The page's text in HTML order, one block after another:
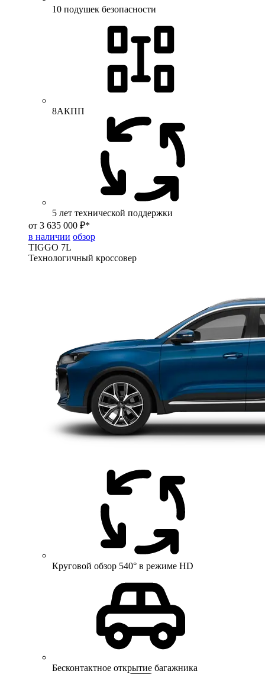
10 подушек безопасности
8АКПП
5 лет технической поддержки
от 3 635 000 ₽*
в наличии обзор
TIGGO 7L
Технологичный кроссовер
Круговой обзор 540° в режиме HD
Бесконтактное открытие багажника